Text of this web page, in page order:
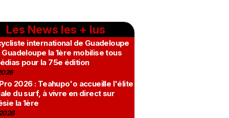
Les News les + lus
international de Guadeloupe
Guadeloupe la 1ère mobilise tous
pour la 75e édition
2026 : Teahupo'o accueille l'élite
du surf, à vivre en direct sur
la 1ère